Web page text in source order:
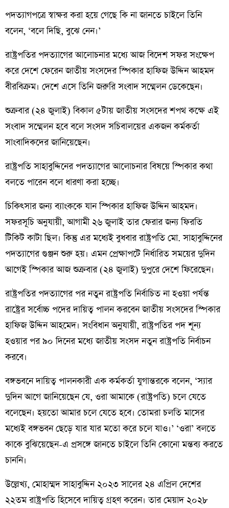
পদত্যাগপত্রে স্বাক্ষর করা হয়ে গেছে কি না জানতে চাইলে তিনি
বলেন, ‘বলে দিছি, বুঝে নেন।’
রাষ্ট্রপতির পদত্যাগের আলোচনার মধ্যে আজ বিদেশ সফর সংক্ষেপ
করে দেশে ফেরেন জাতীয় সংসদের স্পিকার হাফিজ উদ্দিন আহমদ
বীরবিক্রম। দেশে এসে তিনি জরুরি সংবাদ সম্মেলন ডেকেছেন।
শুক্রবার (২৪ জুলাই) বিকাল ৫টায় জাতীয় সংসদের শপথ কক্ষে এই
সংবাদ সম্মেলন হবে বলে সংসদ সচিবালয়ের একজন কর্মকর্তা
সাংবাদিকদের জানিয়েছেন।
রাষ্ট্রপতি সাহাবুদ্দিনের পদত্যাগের আলোচনার বিষয়ে স্পিকার কথা
বলতে পারেন বলে ধারণা করা হচ্ছে।
চিকিৎসার জন্য ব্যাংককে যান স্পিকার হাফিজ উদ্দিন আহমদ।
সফরসূচি অনুযায়ী, আগামী ২৬ জুলাই তার ফেরার জন্য ফিরতি
টিকিট কাটা ছিল। কিন্তু এর মধ্যেই বুধবার রাষ্ট্রপতি মো. সাহাবুদ্দিনের
পদত্যাগের গুঞ্জন শুরু হয়। এমন প্রেক্ষাপটে নির্ধারিত সময়ের দুদিন
আগেই স্পিকার আজ শুক্রবার (২৪ জুলাই) দুপুরে দেশে ফিরেছেন।
রাষ্ট্রপতির পদত্যাগের পর নতুন রাষ্ট্রপতি নির্বাচিত না হওয়া পর্যন্ত
রাষ্ট্রের সর্বোচ্চ পদের দায়িত্ব পালন করবেন জাতীয় সংসদের স্পিকার
হাফিজ উদ্দিন আহমেদ। সংবিধান অনুযায়ী, রাষ্ট্রপতির পদ শূন্য
হওয়ার পর ৯০ দিনের মধ্যে জাতীয় সংসদ নতুন রাষ্ট্রপতি নির্বাচন
করবে।
বঙ্গভবনে দায়িত্ব পালনকারী এক কর্মকর্তা যুগান্তরকে বলেন, ‘স্যার
দুদিন আগে জানিয়েছেন যে, ওরা আমাকে (রাষ্ট্রপতি) চলে যেতে
বলেছেন। হয়তো আমার চলে যেতে হবে। তোমরা চলতি মাসের
মধ্যেই বঙ্গভবন ছেড়ে যার যার মতো করে চলে যাও।’ ‘ওরা’ বলতে
কাকে বুঝিয়েছেন-এ প্রসঙ্গে জানতে চাইলে তিনি কোনো মন্তব্য করতে
চাননি।
উল্লেখ্য, মোহাম্মদ সাহাবুদ্দিন ২০২৩ সালের ২৪ এপ্রিল দেশের
২২তম রাষ্ট্রপতি হিসেবে দায়িত্ব গ্রহণ করেন। তার মেয়াদ ২০২৮